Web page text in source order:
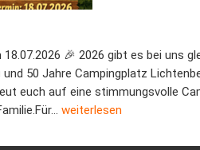
🎉 2026 gibt es bei uns
50 Jahre Campingplatz
euch auf eine stimmungsvolle
5 Jahre Campingplatz
weiterlesen